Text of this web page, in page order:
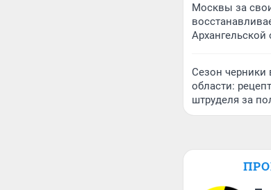
Москвы за
Архангельской
Сезон черники
области:
штруделя за